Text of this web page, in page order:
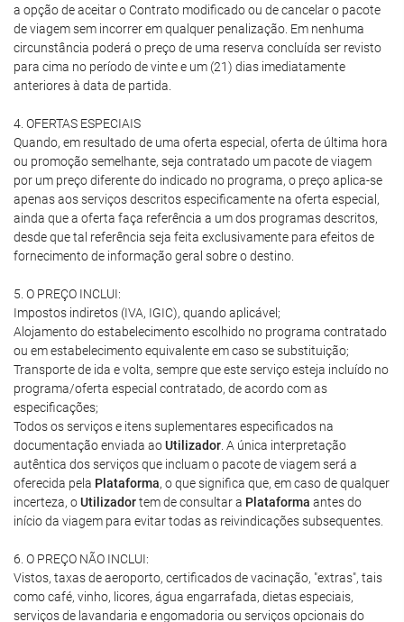
a opção de aceitar o Contrato modificado ou de cancelar o pacote
de viagem sem incorrer em qualquer penalização. Em nenhuma
circunstância poderá o preço de uma reserva concluída ser revisto
para cima no período de vinte e um (21) dias imediatamente
anteriores à data de partida.
4. OFERTAS ESPECIAIS
Quando, em resultado de uma oferta especial, oferta de última hora
ou promoção semelhante, seja contratado um pacote de viagem
por um preço diferente do indicado no programa, o preço aplica-se
apenas aos serviços descritos especificamente na oferta especial,
ainda que a oferta faça referência a um dos programas descritos,
desde que tal referência seja feita exclusivamente para efeitos de
fornecimento de informação geral sobre o destino.
5. O PREÇO INCLUI:
Impostos indiretos (IVA, IGIC), quando aplicável;
Alojamento do estabelecimento escolhido no programa contratado
ou em estabelecimento equivalente em caso se substituição;
Transporte de ida e volta, sempre que este serviço esteja incluído no
programa/oferta especial contratado, de acordo com as
especificações;
Todos os serviços e itens suplementares especificados na
documentação enviada aoUtilizador. A única interpretação
autêntica dos serviços que incluam o pacote de viagem será a
oferecida pela Plataforma, o que significa que, em caso de qualquer
incerteza, oUtilizadortem de consultar a Plataforma antes do
início da viagem para evitar todas as reivindicações subsequentes.
6. O PREÇO NÃO INCLUI:
Vistos, taxas de aeroporto, certificados de vacinação, "extras", tais
como café, vinho, licores, água engarrafada, dietas especiais,
serviços de lavandaria e engomadoria ou serviços opcionais do